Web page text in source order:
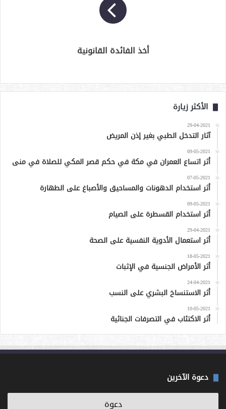
أخذ الفائدة القانونية
الأكثر زيارة
29-04-2021
آثار التدخل الطبي بغير إذن المريض
09-05-2021
أثر اتساع العمران في مكة في حكم قصر المكي للصلاة في منى
07-05-2021
أثر استخدام الدهونات والمساحيق والأصباغ على الطهارة
09-05-2021
أثر استخدام القسطرة على الصيام
29-04-2021
أثر استعمال الأدوية النفسية على الصحة
18-05-2021
أثر الأمراض الجنسية في الإثبات
24-04-2021
أثر الاستنساخ البشري على النسب
10-05-2021
أثر الاكتئاب في التصرفات الجنائية
دعوة الآخرين